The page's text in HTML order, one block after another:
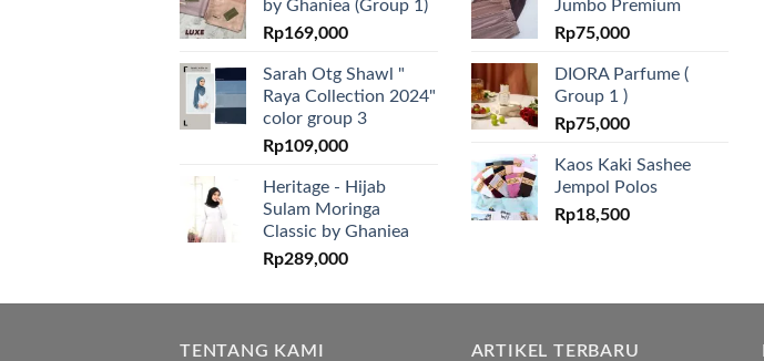
by Ghaniea (Group 1)
Rp169,000
Sarah Otg Shawl "
Raya Collection 2024"
color group 3
Rp109,000
Heritage - Hijab
Sulam Moringa
Classic by Ghaniea
Rp289,000
Jumbo Premium
Rp75,000
DIORA Parfume (
Group 1 )
Rp75,000
Kaos Kaki Sashee
Jempol Polos
Rp18,500
TENTANG KAMI ARTIKEL TERBARU